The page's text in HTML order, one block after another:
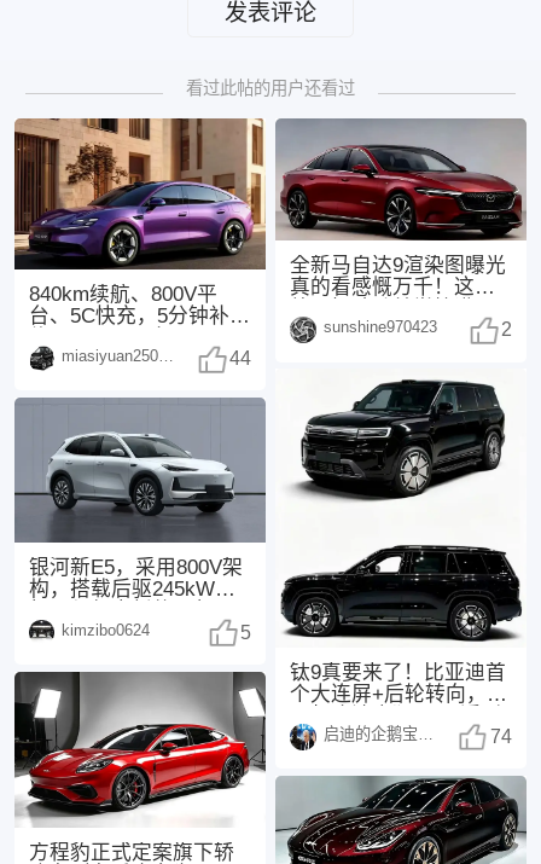
发表评论
看过此帖的用户还看过
840km续航、800V平
台、5C快充，5分钟补能
miasiyuan250914 44
银河新E5，采用800V架
构，搭载后驱245kW电
同，配备了
kimzibo0624 5
方程豹正式定案旗下轿
全新马自达9渲染图曝光
真的看感慨万千！这次
3.3T直六+后驱
sunshine970423 2
钛9真要来了！比亚迪首
个大连屏+后轮转向，25
汽车圈的消息 启迪的企鹅宝宝1494 74